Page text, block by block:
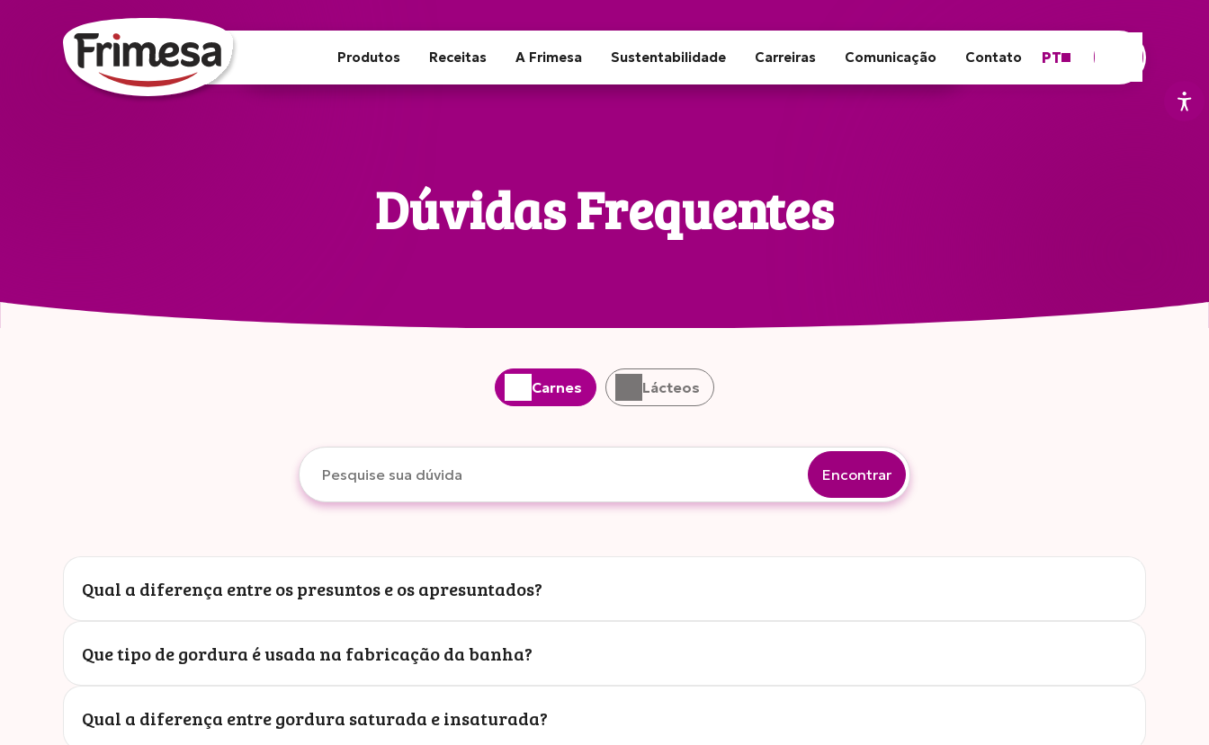
Produtos Receitas A Frimesa Sustentabilidade Carreiras Comunicação Contato PT
Dúvidas Frequentes
Carnes Lácteos
Encontrar
Qual a diferença entre os presuntos e os apresuntados?
Que tipo de gordura é usada na fabricação da banha?
Qual a diferença entre gordura saturada e insaturada?